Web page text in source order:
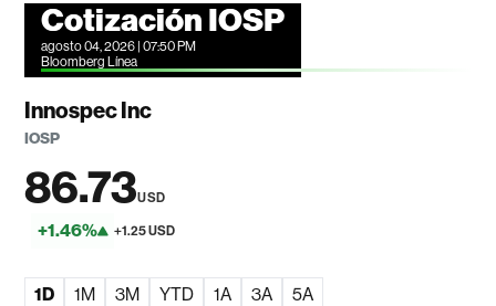
Cotización IOSP
agosto 04, 2026 | 07:50 PM
Bloomberg Línea
Innospec Inc
IOSP
86.73USD
+1.46% +1.25 USD
1D 1M 3M YTD 1A 3A 5A